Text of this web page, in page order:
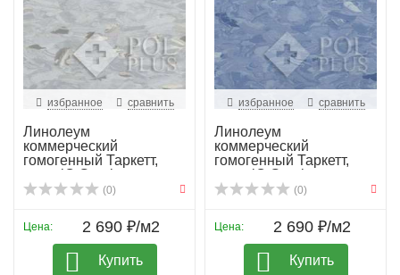
избранное сравнить
Линолеум
коммерческий
гомогенный Таркетт,
колл. iQ Granit...
(0)
Цена: 2 690 ₽/м2
Купить
избранное сравнить
Линолеум
коммерческий
гомогенный Таркетт,
колл. iQ Granit...
(0)
Цена: 2 690 ₽/м2
Купить